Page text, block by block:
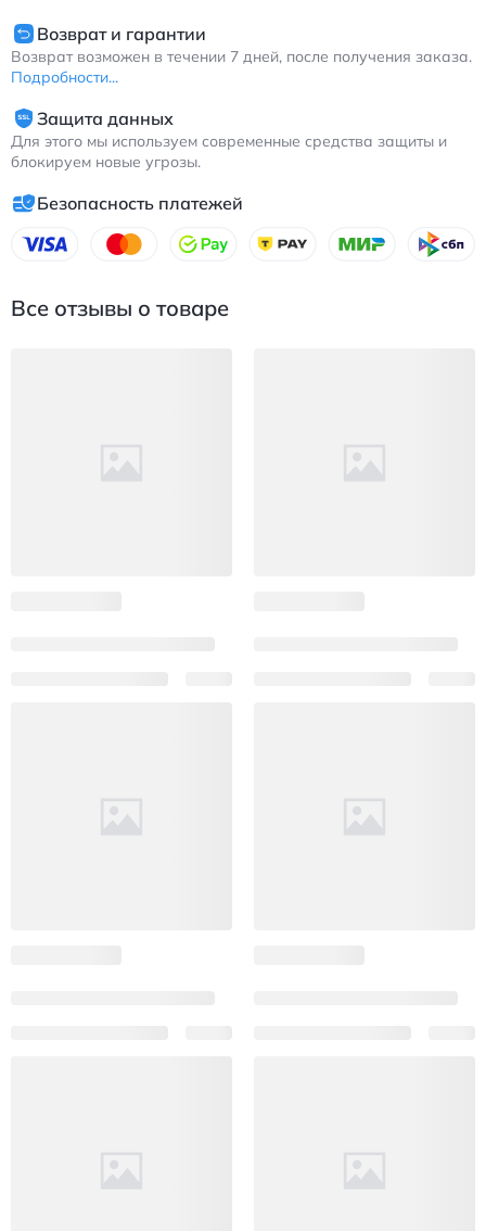
Возврат и гарантии
Возврат возможен в течении 7 дней, после получения заказа.
Подробности...
Защита данных
Для этого мы используем современные средства защиты и
блокируем новые угрозы.
Безопасность платежей
Все отзывы о товаре